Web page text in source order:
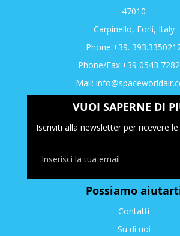
47010
Carpinello, Forlì, Italy
Phone:+39.
Phone/Fax:+39 0543
Mail:
VUOI SAPERNE DI
Iscriviti alla newsletter per ricevere
Possiamo
Contatti
Su di noi